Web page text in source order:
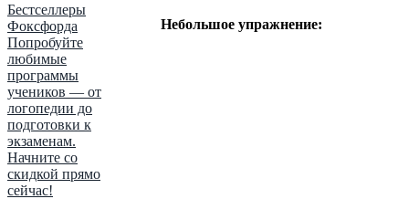
Бестселлеры
Фоксфорда
Попробуйте
любимые
программы
учеников — от
логопедии до
подготовки к
экзаменам.
Начните со
скидкой прямо
сейчас!
Небольшое упражнение: